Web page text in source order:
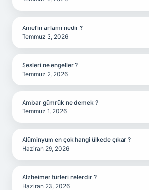
Amel’in anlamı nedir ?
Temmuz 3, 2026
Sesleri ne engeller ?
Temmuz 2, 2026
Ambar gümrük ne demek ?
Temmuz 1, 2026
Alüminyum en çok hangi ülkede çıkar ?
Haziran 29, 2026
Alzheimer türleri nelerdir ?
Haziran 23, 2026